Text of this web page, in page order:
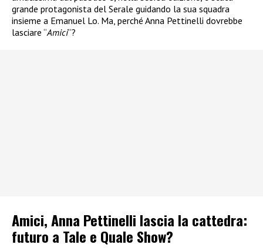
grande protagonista del Serale guidando la sua squadra
insieme a Emanuel Lo. Ma, perché Anna Pettinelli dovrebbe
lasciare “Amici“?
Amici, Anna Pettinelli lascia la cattedra:
futuro a Tale e Quale Show?